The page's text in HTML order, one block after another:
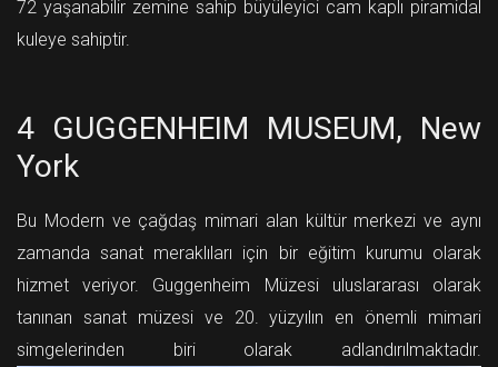
72 yaşanabilir zemine sahip büyüleyici cam kaplı piramidal
kuleye sahiptir.
4 GUGGENHEIM MUSEUM, New
York
Bu Modern ve çağdaş mimari alan kültür merkezi ve aynı
zamanda sanat meraklıları için bir eğitim kurumu olarak
hizmet veriyor. Guggenheim Müzesi uluslararası olarak
tanınan sanat müzesi ve 20. yüzyılın en önemli mimari
simgelerinden biri olarak adlandırılmaktadır.